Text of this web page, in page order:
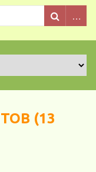
(13